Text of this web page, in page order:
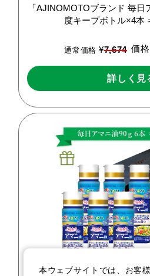
「AJINOMOTOブランド 毎日
度キープボトル×4本
通常価格 ¥7,674 価格
詳しく見
本ウェブサイトでは、お客